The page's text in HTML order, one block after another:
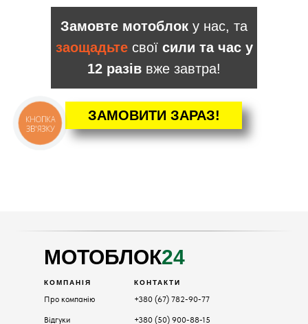
ЗАМОВИТИ ЗАРАЗ!
Замовте мотоблок у нас, та
заощадьтесвої сили та час у
12 разів вже завтра!
Про компанію
КОМПАНІЯ КОНТАКТИ
МОТОБЛОК24
Відгуки
+380 (67) 782-90-77
+380 (50) 900-88-15
КНОПКА
ЗВ'ЯЗКУ